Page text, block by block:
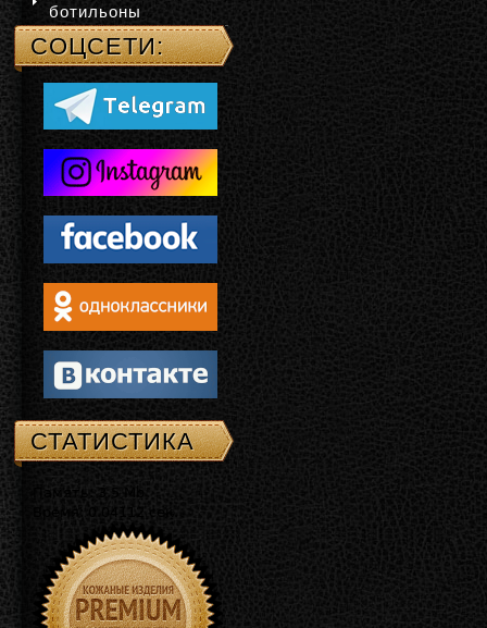
ботильоны
СОЦСЕТИ:
СТАТИСТИКА
Память: 3.5 Mb
Время: 0.04112 сек.